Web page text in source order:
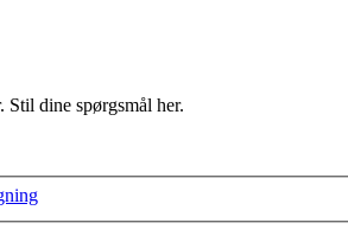
dine spørgsmål her.